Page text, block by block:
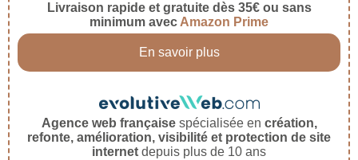
Livraison rapide et gratuite dès 35€ ou sans
minimum avec Amazon Prime
En savoir plus
Agence web françaisespécialisée en création,
refonte, amélioration, visibilité et protection de site
internet depuis plus de 10 ans